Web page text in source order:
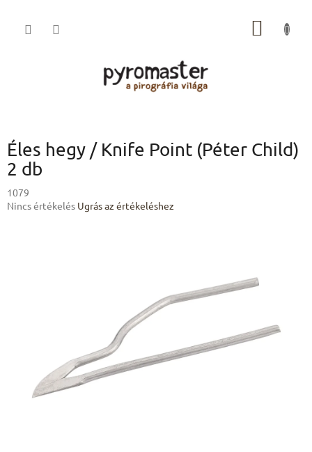
KOSÁR
Éles hegy / Knife Point (Péter Child)
2 db
1079
A
Nincs értékelés Ugrás az értékeléshez